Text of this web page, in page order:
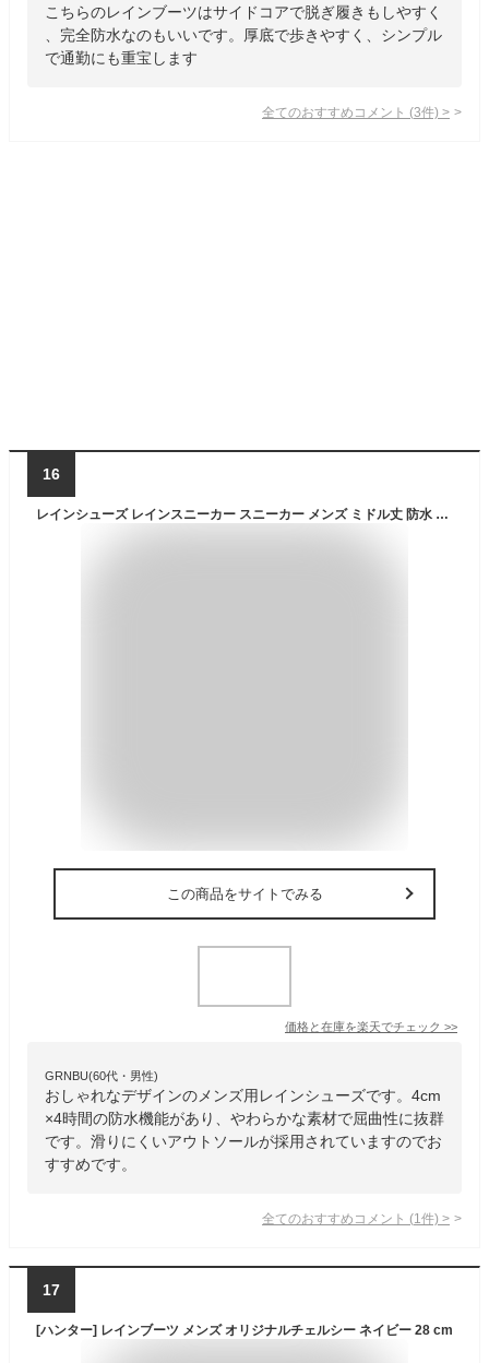
こちらのレインブーツはサイドコアで脱ぎ履きもしやすく
、完全防水なのもいいです。厚底で歩きやすく、シンプル
で通勤にも重宝します
全てのおすすめコメント (3件) >
16
レインシューズ レインスニーカー スニーカー メンズ ミドル丈 防水 長靴 雨 雨靴 おしゃれ bear surf ブランド メンズシューズ 紳士靴 シューズグラインド
この商品をサイトでみる
価格と在庫を楽天でチェック >>
GRNBU(60代・男性)
おしゃれなデザインのメンズ用レインシューズです。4cm
×4時間の防水機能があり、やわらかな素材で屈曲性に抜群
です。滑りにくいアウトソールが採用されていますのでお
すすめです。
全てのおすすめコメント (1 件) >
17
[ハンター] レインブーツ メンズ オリジナルチェルシー ネイビー 28 cm